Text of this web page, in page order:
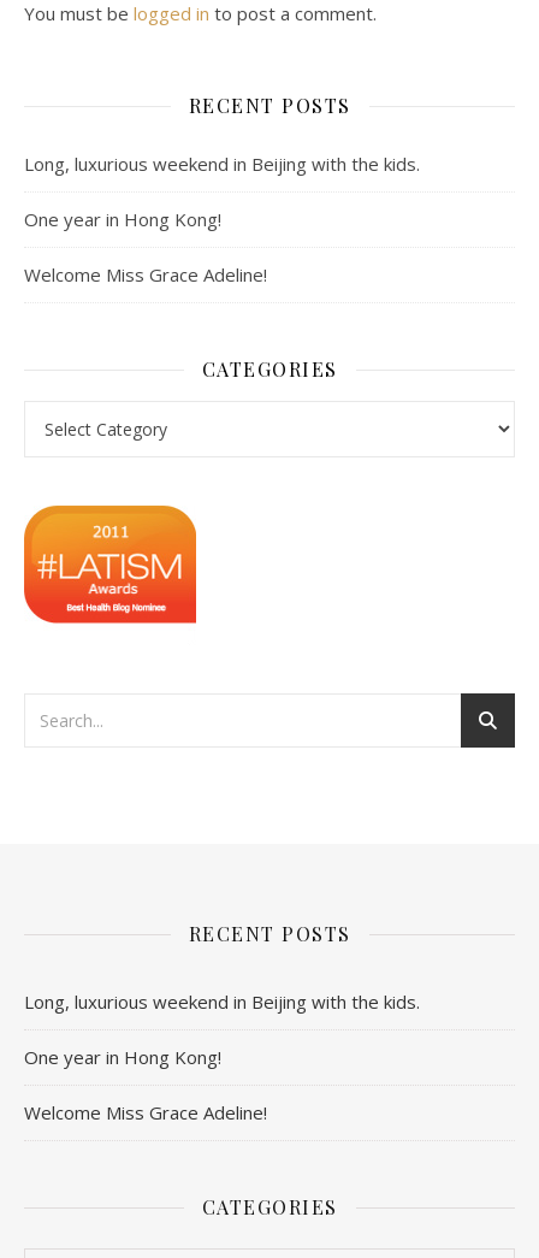
You must be logged in to post a comment.
RECENT POSTS
Long, luxurious weekend in Beijing with the kids.
One year in Hong Kong!
Welcome Miss Grace Adeline!
CATEGORIES
RECENT POSTS
Long, luxurious weekend in Beijing with the kids.
One year in Hong Kong!
Welcome Miss Grace Adeline!
CATEGORIES